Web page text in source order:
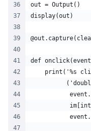
out = Output()
display(out)
def
print('%s